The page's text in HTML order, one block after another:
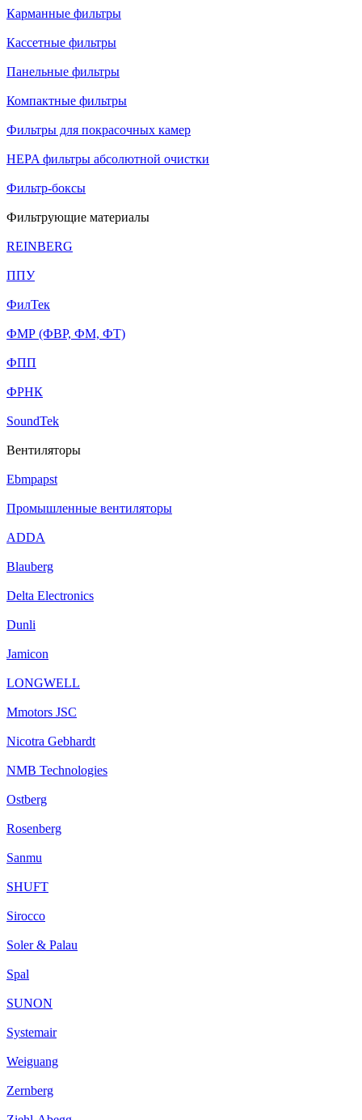
Карманные фильтры
Кассетные фильтры
Панельные фильтры
Компактные фильтры
Фильтры для покрасочных камер
HEPA фильтры абсолютной очистки
Фильтр-боксы
Фильтрующие материалы
REINBERG
ППУ
ФилТек
ФМР (ФВР, ФМ, ФТ)
ФПП
ФРНК
SoundTek
Вентиляторы
Ebmpapst
Промышленные вентиляторы
ADDA
Blauberg
Delta Electronics
Dunli
Jamicon
LONGWELL
Mmotors JSC
Nicotra Gebhardt
NMB Technologies
Ostberg
Rosenberg
Sanmu
SHUFT
Sirocco
Soler & Palau
Spal
SUNON
Systemair
Weiguang
Zernberg